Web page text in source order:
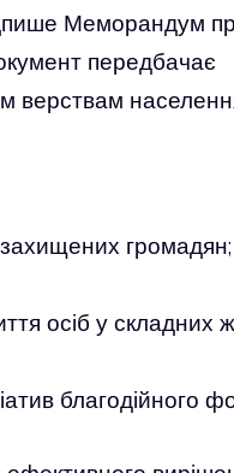
Меморандум
передбачає
верствам
громадян;
осіб у складних
благодійного